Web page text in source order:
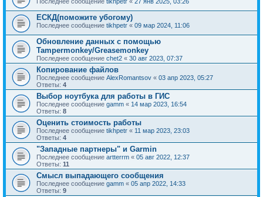
ЕСКД(поможите убогому)
Последнее сообщение tikhpetr « 09 мар 2024, 11:06
Обновление данных с помощью
Tampermonkey/Greasemonkey
Последнее сообщение chet2 « 30 авг 2023, 07:37
Копирование файлов
Последнее сообщение AlexRomantsov « 03 апр 2023, 05:27
Ответы: 4
Выбор ноутбука для работы в ГИС
Последнее сообщение gamm « 14 мар 2023, 16:54
Ответы: 8
Оценить стоимость работы
Последнее сообщение tikhpetr « 11 мар 2023, 23:03
Ответы: 4
"Западные партнеры" и Garmin
Последнее сообщение artterrm « 05 авг 2022, 12:37
Ответы: 11
Смысл выпадающего сообщения
Последнее сообщение gamm « 05 апр 2022, 14:33
Ответы: 9